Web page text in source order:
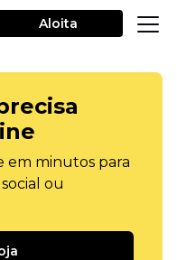
Aloita
em minutos para
ou